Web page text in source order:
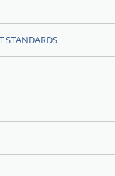
STANDARDS